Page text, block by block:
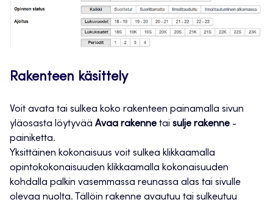
Rakenteen käsittely
Voit avata tai sulkea koko rakenteen painamalla sivun
yläosasta löytyvää Avaa rakenne tai sulje rakenne -
painiketta.
Yksittäinen kokonaisuus voit sulkea klikkaamalla
opintokokonaisuuden klikkaamalla kokonaisuuden
kohdalla palkin vasemmassa reunassa alas tai sivulle
olevaa nuolta. Tällöin rakenne avautuu tai sulkeutuu